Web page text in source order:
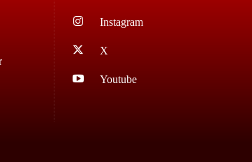
Instagram
X
Youtube